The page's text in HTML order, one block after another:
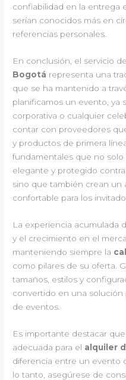
confiabilidad en la entrega
serían conocidos más en
referencias personales.
En conclusión, el servicio de
Bogotá representa una
que se ha mantenido a
planificamos un evento, ya
corporativa o cualquier
contar con proveedores
y productos de primera
fundamentales que no
elegante y protegido
sino que también crean un
confortable para los
La experiencia acumulada
y el crecimiento en el
manteniendo siempre la
como pilares de su oferta.
tamaños, estilos y
convertido en una solución
de eventos.
Es importante destacar
adecuada para el alquiler
diferencia entre un evento
lo tanto, asegúrese de